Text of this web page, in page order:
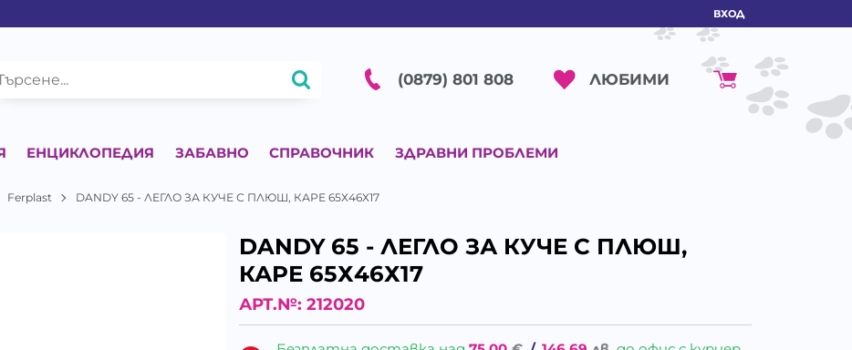
ВХОД
(0879) 801 808 ЛЮБИМИ
ЕНЦИКЛОПЕДИЯ ЗАБАВНО СПРАВОЧНИК ЗДРАВНИ ПРОБЛЕМИ
Ferplast DANDY 65 - ЛЕГЛО ЗА КУЧЕ С ПЛЮШ, КАРЕ 65Х46Х17
DANDY 65 - ЛЕГЛО ЗА КУЧЕ С ПЛЮШ,
КАРЕ 65Х46Х17
АРТ.№: 212020